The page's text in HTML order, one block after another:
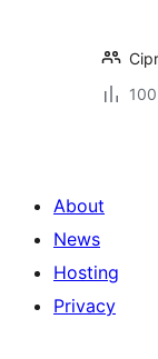
About
News
Hosting
Privacy